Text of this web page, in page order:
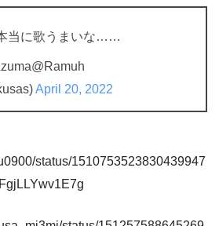
当に歌うまいな……
April 20, 2022
status/1510753523830439947